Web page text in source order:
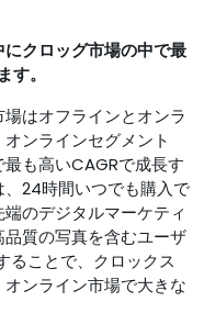
にクロッグ市場の中で最
す。
はオフラインとオンラ
ンラインセグメント
も高いCAGRで成長す
24時間いつでも購入で
のデジタルマーケティ
質の写真を含むユーザ
ることで、クロックス
ンライン市場で大きな